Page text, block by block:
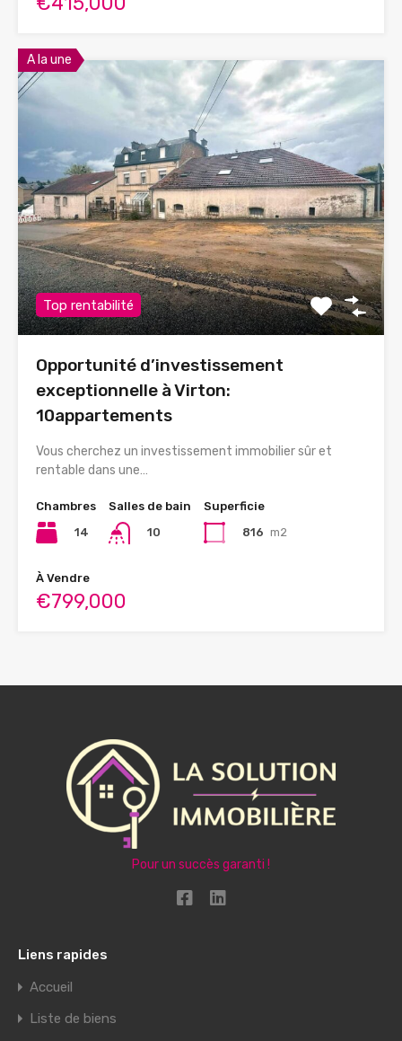
A la une
Top rentabilité
Opportunité d’investissement
exceptionnelle à Virton:
10appartements
Vous cherchez un investissement immobilier sûr et
rentable dans une…
Chambres
14
Salles de bain
10
Superficie
816 m2
À Vendre
€799,000
Pour un succès garanti !
Liens rapides
Accueil
Liste de biens